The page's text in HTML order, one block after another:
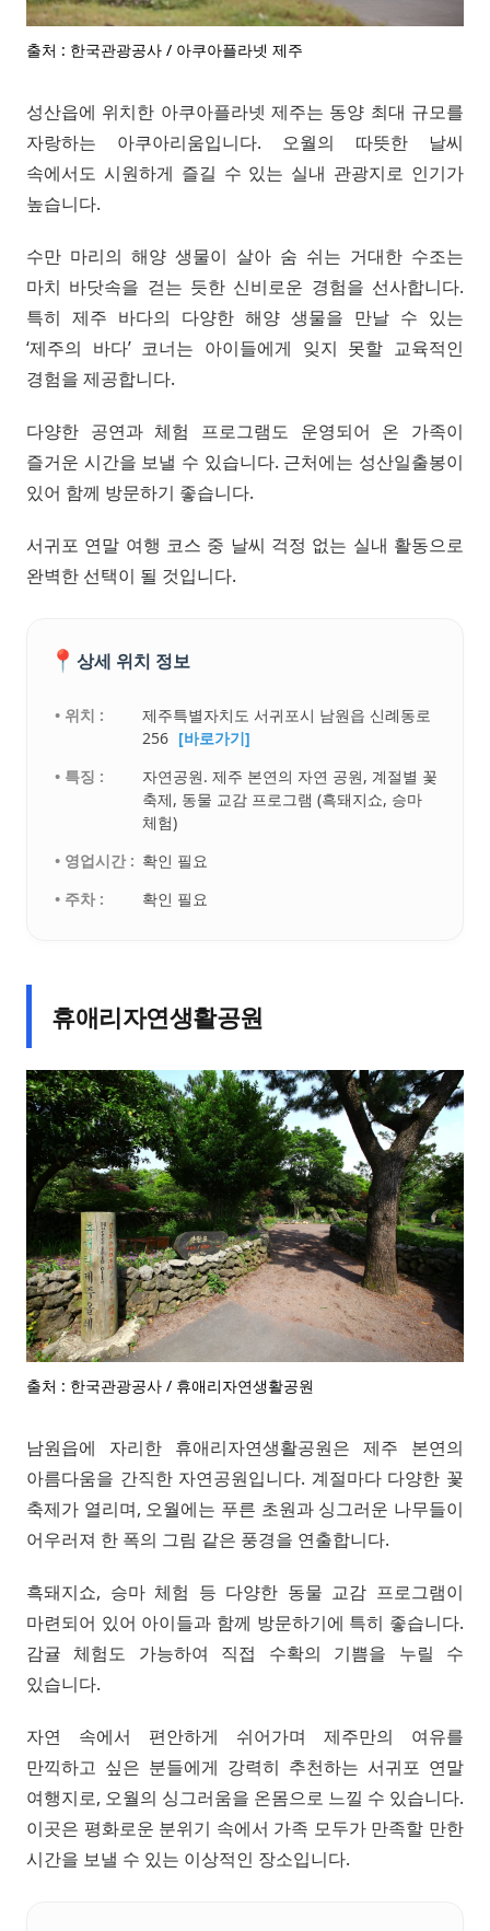
출처 : 한국관광공사 / 아쿠아플라넷 제주
성산읍에 위치한 아쿠아플라넷 제주는 동양 최대 규모를
자랑하는 아쿠아리움입니다. 오월의 따뜻한 날씨
속에서도 시원하게 즐길 수 있는 실내 관광지로 인기가
높습니다.
수만 마리의 해양 생물이 살아 숨 쉬는 거대한 수조는
마치 바닷속을 걷는 듯한 신비로운 경험을 선사합니다.
특히 제주 바다의 다양한 해양 생물을 만날 수 있는
‘제주의 바다’ 코너는 아이들에게 잊지 못할 교육적인
경험을 제공합니다.
다양한 공연과 체험 프로그램도 운영되어 온 가족이
즐거운 시간을 보낼 수 있습니다. 근처에는 성산일출봉이
있어 함께 방문하기 좋습니다.
서귀포 연말 여행 코스 중 날씨 걱정 없는 실내 활동으로
완벽한 선택이 될 것입니다.
📍 상세 위치 정보
• 위치 :
제주특별자치도 서귀포시 남원읍 신례동로
256 [바로가기]
• 특징 :
자연공원. 제주 본연의 자연 공원, 계절별 꽃
축제, 동물 교감 프로그램 (흑돼지쇼, 승마
체험)
• 영업시간 : 확인 필요
• 주차 :
확인 필요
휴애리자연생활공원
출처 : 한국관광공사 / 휴애리자연생활공원
남원읍에 자리한 휴애리자연생활공원은 제주 본연의
아름다움을 간직한 자연공원입니다. 계절마다 다양한 꽃
축제가 열리며, 오월에는 푸른 초원과 싱그러운 나무들이
어우러져 한 폭의 그림 같은 풍경을 연출합니다.
흑돼지쇼, 승마 체험 등 다양한 동물 교감 프로그램이
마련되어 있어 아이들과 함께 방문하기에 특히 좋습니다.
감귤 체험도 가능하여 직접 수확의 기쁨을 누릴 수
있습니다.
자연 속에서 편안하게 쉬어가며 제주만의 여유를
만끽하고 싶은 분들에게 강력히 추천하는 서귀포 연말
여행지로, 오월의 싱그러움을 온몸으로 느낄 수 있습니다.
이곳은 평화로운 분위기 속에서 가족 모두가 만족할 만한
시간을 보낼 수 있는 이상적인 장소입니다.